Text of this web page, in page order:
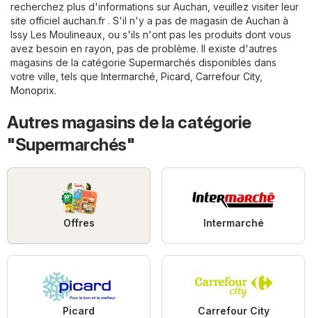
recherchez plus d'informations sur Auchan, veuillez visiter leur
site officiel auchan.fr . S'il n'y a pas de magasin de Auchan à
Issy Les Moulineaux, ou s'ils n'ont pas les produits dont vous
avez besoin en rayon, pas de problème. Il existe d'autres
magasins de la catégorie Supermarchés disponibles dans
votre ville, tels que Intermarché Picard Carrefour City,
Monoprix.
Autres magasins de la catégorie
"Supermarchés"
Offres Intermarché
Picard Carrefour City